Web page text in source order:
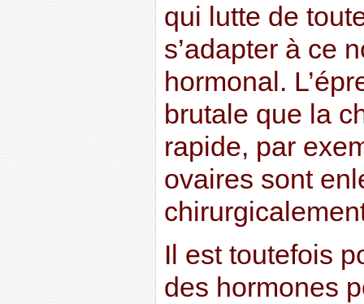
qui lutte de
s’adapter à ce
hormonal.
brutale que la
rapide, par
ovaires sont
Il est toutefois
des hormones